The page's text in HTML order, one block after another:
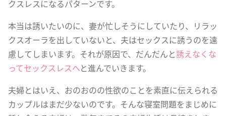
クスレスになるパターンです。
本当は誘いたいのに、妻が忙しそうにしていたり、リラッ
クスオーラを出していないと、夫はセックスに誘うのを遠
慮してしまいます。それが原因で、だんだんと誘えなくな
ってセックスレスへと進んでいきます。
夫婦とはいえ、おのおのの性欲のことを素直に伝えられる
カップルはまだ少ないのです。そんな寝室問題をまじめに